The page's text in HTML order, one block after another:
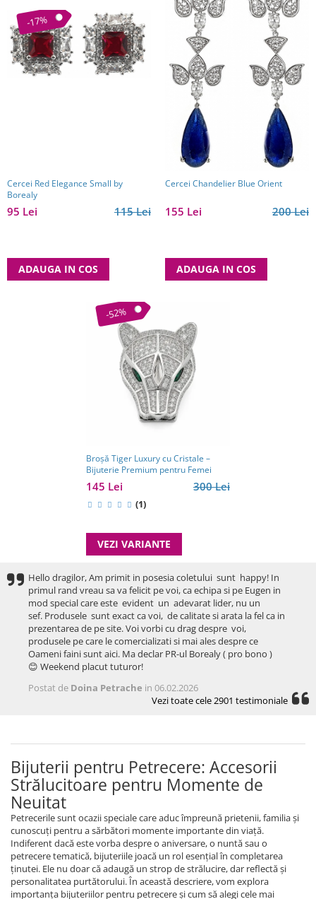
-17%
Cercei Red Elegance Small by
Borealy
115 Lei
95 Lei
ADAUGA IN COS
Cercei Chandelier Blue Orient
200 Lei
155 Lei
ADAUGA IN COS
-52%
Broșă Tiger Luxury cu Cristale –
Bijuterie Premium pentru Femei
300 Lei
145 Lei
(1)
VEZI VARIANTE
Hello dragilor, Am primit in posesia coletului sunt happy! In
primul rand vreau sa va felicit pe voi, ca echipa si pe Eugen in
mod special care este evident un adevarat lider, nu un
sef. Produsele sunt exact ca voi, de calitate si arata la fel ca in
prezentarea de pe site. Voi vorbi cu drag despre voi,
produsele pe care le comercializati si mai ales despre ce
Oameni faini sunt aici. Ma declar PR-ul Borealy ( pro bono )
😊 Weekend placut tuturor!
Postat de Doina Petrache in 06.02.2026
Vezi toate cele 2901 testimoniale
Bijuterii pentru Petrecere: Accesorii
Strălucitoare pentru Momente de
Neuitat
Petrecerile sunt ocazii speciale care aduc împreună prietenii, familia și
cunoscuți pentru a sărbători momente importante din viață.
Indiferent dacă este vorba despre o aniversare, o nuntă sau o
petrecere tematică, bijuteriile joacă un rol esențial în completarea
ținutei. Ele nu doar că adaugă un strop de strălucire, dar reflectă și
personalitatea purtătorului. În această descriere, vom explora
importanța bijuteriilor pentru petrecere și cum să alegi cele mai